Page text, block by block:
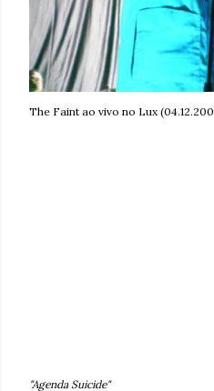
The Faint ao vivo no Lux
"Agenda Suicide"